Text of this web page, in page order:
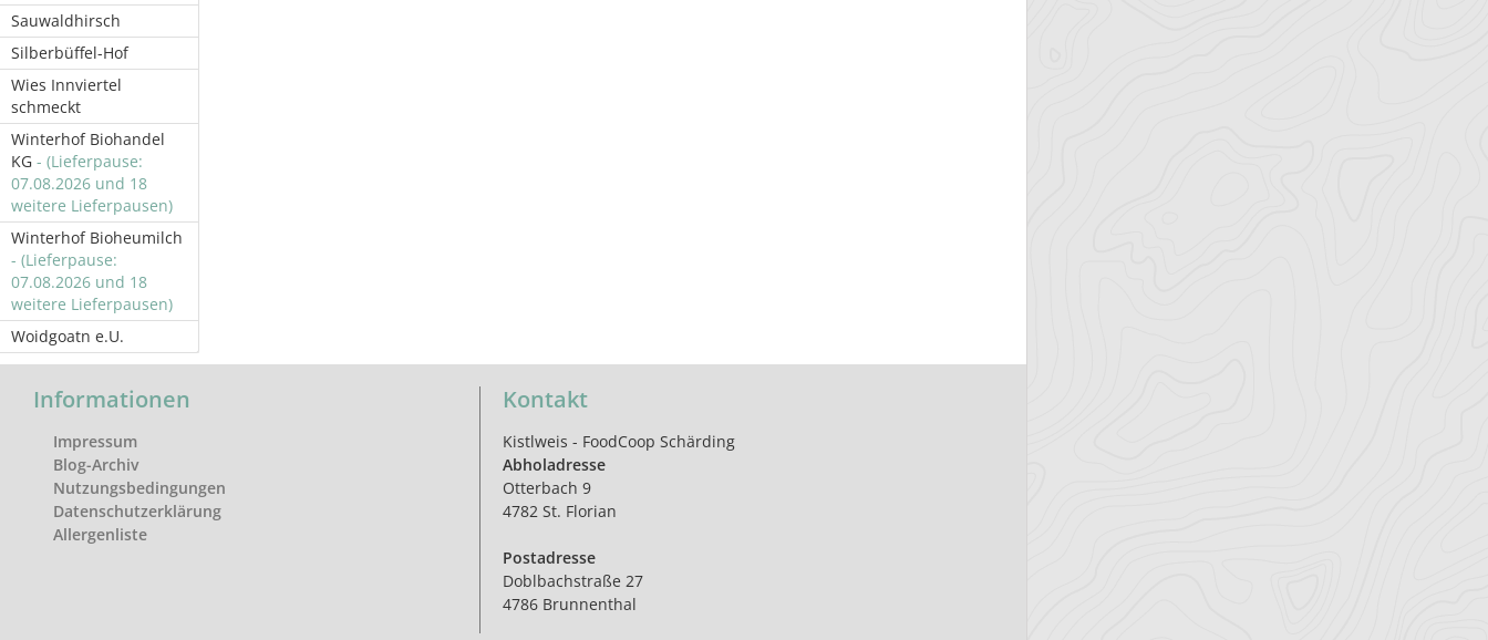
Sauwaldhirsch
Silberbüffel-Hof
Wies Innviertel
schmeckt
Winterhof Biohandel
KG - (Lieferpause:
07.08.2026 und 18
weitere Lieferpausen)
Winterhof Bioheumilch
- (Lieferpause:
07.08.2026 und 18
weitere Lieferpausen)
Woidgoatn e.U.
Informationen
Impressum
Blog-Archiv
Nutzungsbedingungen
Datenschutzerklärung
Allergenliste
Kontakt
Kistlweis - FoodCoop Schärding
Abholadresse
Otterbach 9
4782 St. Florian
Postadresse
Doblbachstraße 27
4786 Brunnenthal